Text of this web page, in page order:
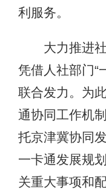
利服务。
大力推进社
凭借人社部门“
联合发力。为
通协同工作机
托京津冀协同
一卡通发展规
关重大事项和